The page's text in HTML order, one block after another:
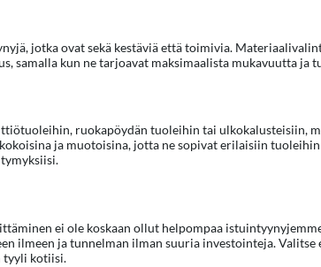
jotka ovat sekä kestäviä että toimivia.
samalla kun ne tarjoavat maksimaalista mukavuutta ja
ruokapöydän tuoleihin tai ulkokalusteisiin,
ja muotoisina, jotta ne sopivat erilaisiin
ei ole koskaan ollut helpompaa
ilmeen ja tunnelman ilman suuria investointeja.
tyyli kotiisi.